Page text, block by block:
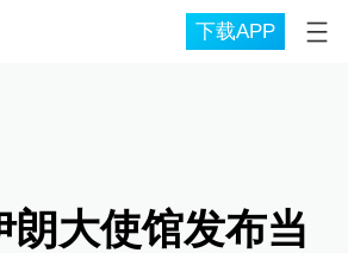
下载APP
朗大使馆发布当